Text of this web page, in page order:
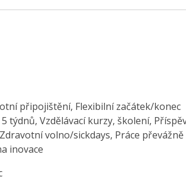
připojištění, Flexibilní začátek/konec
týdnů, Vzdělávací kurzy, školení,
volno/sickdays, Práce převážně
inovace